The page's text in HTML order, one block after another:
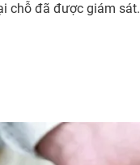
chỗ đã được giám sát.